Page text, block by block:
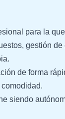
para la
gestión
de forma
siendo